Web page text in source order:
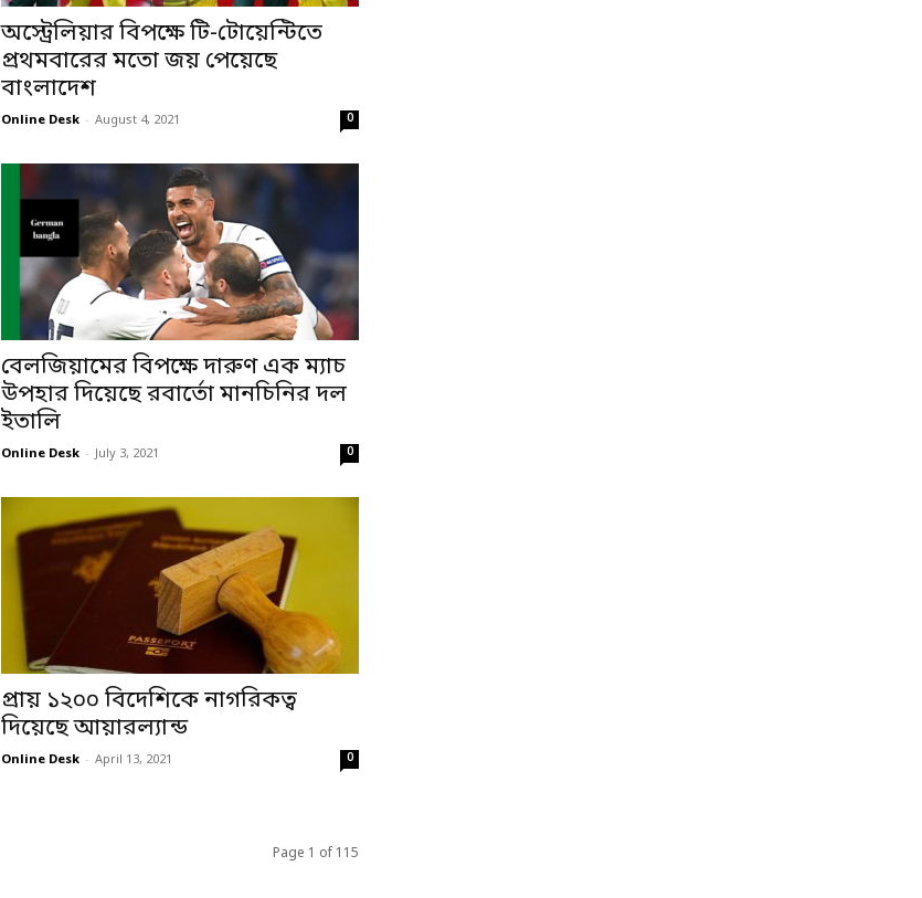
অস্ট্রেলিয়ার বিপক্ষে টি-টোয়েন্টিতে
প্রথমবারের মতো জয় পেয়েছে
বাংলাদেশ
Online Desk - August 4, 2021 0
বেলজিয়ামের বিপক্ষে দারুণ এক ম্যাচ
উপহার দিয়েছে রবার্তো মানচিনির দল
ইতালি
Online Desk - July 3, 2021 0
প্রায় ১২০০ বিদেশিকে নাগরিকত্ব
দিয়েছে আয়ারল্যান্ড
Online Desk - April 13, 2021 0
Page 1 of 115